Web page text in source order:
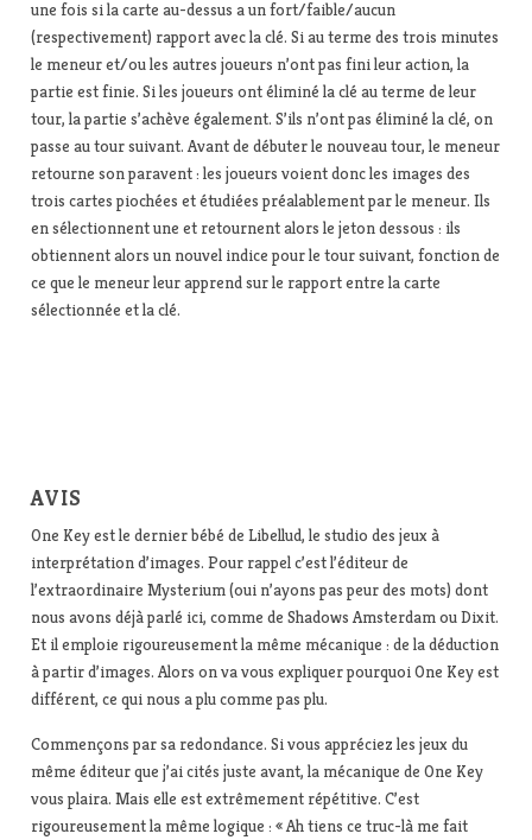
une fois si la carte au-dessus a un fort/faible/aucun
(respectivement) rapport avec la clé. Si au terme des trois minutes
le meneur et/ou les autres joueurs n’ont pas fini leur action, la
partie est finie. Si les joueurs ont éliminé la clé au terme de leur
tour, la partie s’achève également. S’ils n’ont pas éliminé la clé, on
passe au tour suivant. Avant de débuter le nouveau tour, le meneur
retourne son paravent : les joueurs voient donc les images des
trois cartes piochées et étudiées préalablement par le meneur. Ils
en sélectionnent une et retournent alors le jeton dessous : ils
obtiennent alors un nouvel indice pour le tour suivant, fonction de
ce que le meneur leur apprend sur le rapport entre la carte
sélectionnée et la clé.
AVIS
One Key est le dernier bébé de Libellud, le studio des jeux à
interprétation d’images. Pour rappel c’est l’éditeur de
l’extraordinaire Mysterium (oui n’ayons pas peur des mots) dont
nous avons déjà parlé ici, comme de Shadows Amsterdam ou Dixit.
Et il emploie rigoureusement la même mécanique : de la déduction
à partir d’images. Alors on va vous expliquer pourquoi One Key est
différent, ce qui nous a plu comme pas plu.
Commençons par sa redondance. Si vous appréciez les jeux du
même éditeur que j’ai cités juste avant, la mécanique de One Key
vous plaira. Mais elle est extrêmement répétitive. C’est
rigoureusement la même logique : « Ah tiens ce truc-là me fait